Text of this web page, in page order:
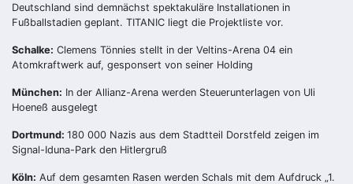
Deutschland sind demnächst spektakuläre Installationen in
Fußballstadien geplant. TITANIC liegt die Projektliste vor.
Schalke: Clemens Tönnies stellt in der Veltins-Arena 04 ein
Atomkraftwerk auf, gesponsert von seiner Holding
München: In der Allianz-Arena werden Steuerunterlagen von Uli
Hoeneß ausgelegt
Dortmund: 180 000 Nazis aus dem Stadtteil Dorstfeld zeigen im
Signal-Iduna-Park den Hitlergruß
Köln: Auf dem gesamten Rasen werden Schals mit dem Aufdruck „1.